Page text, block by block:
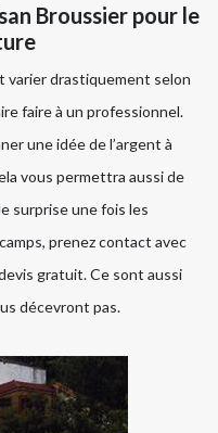
Broussier pour le
varier drastiquement selon
faire à un professionnel.
une idée de l’argent à
vous permettra aussi de
surprise une fois les
prenez contact avec
gratuit. Ce sont aussi
décevront pas.